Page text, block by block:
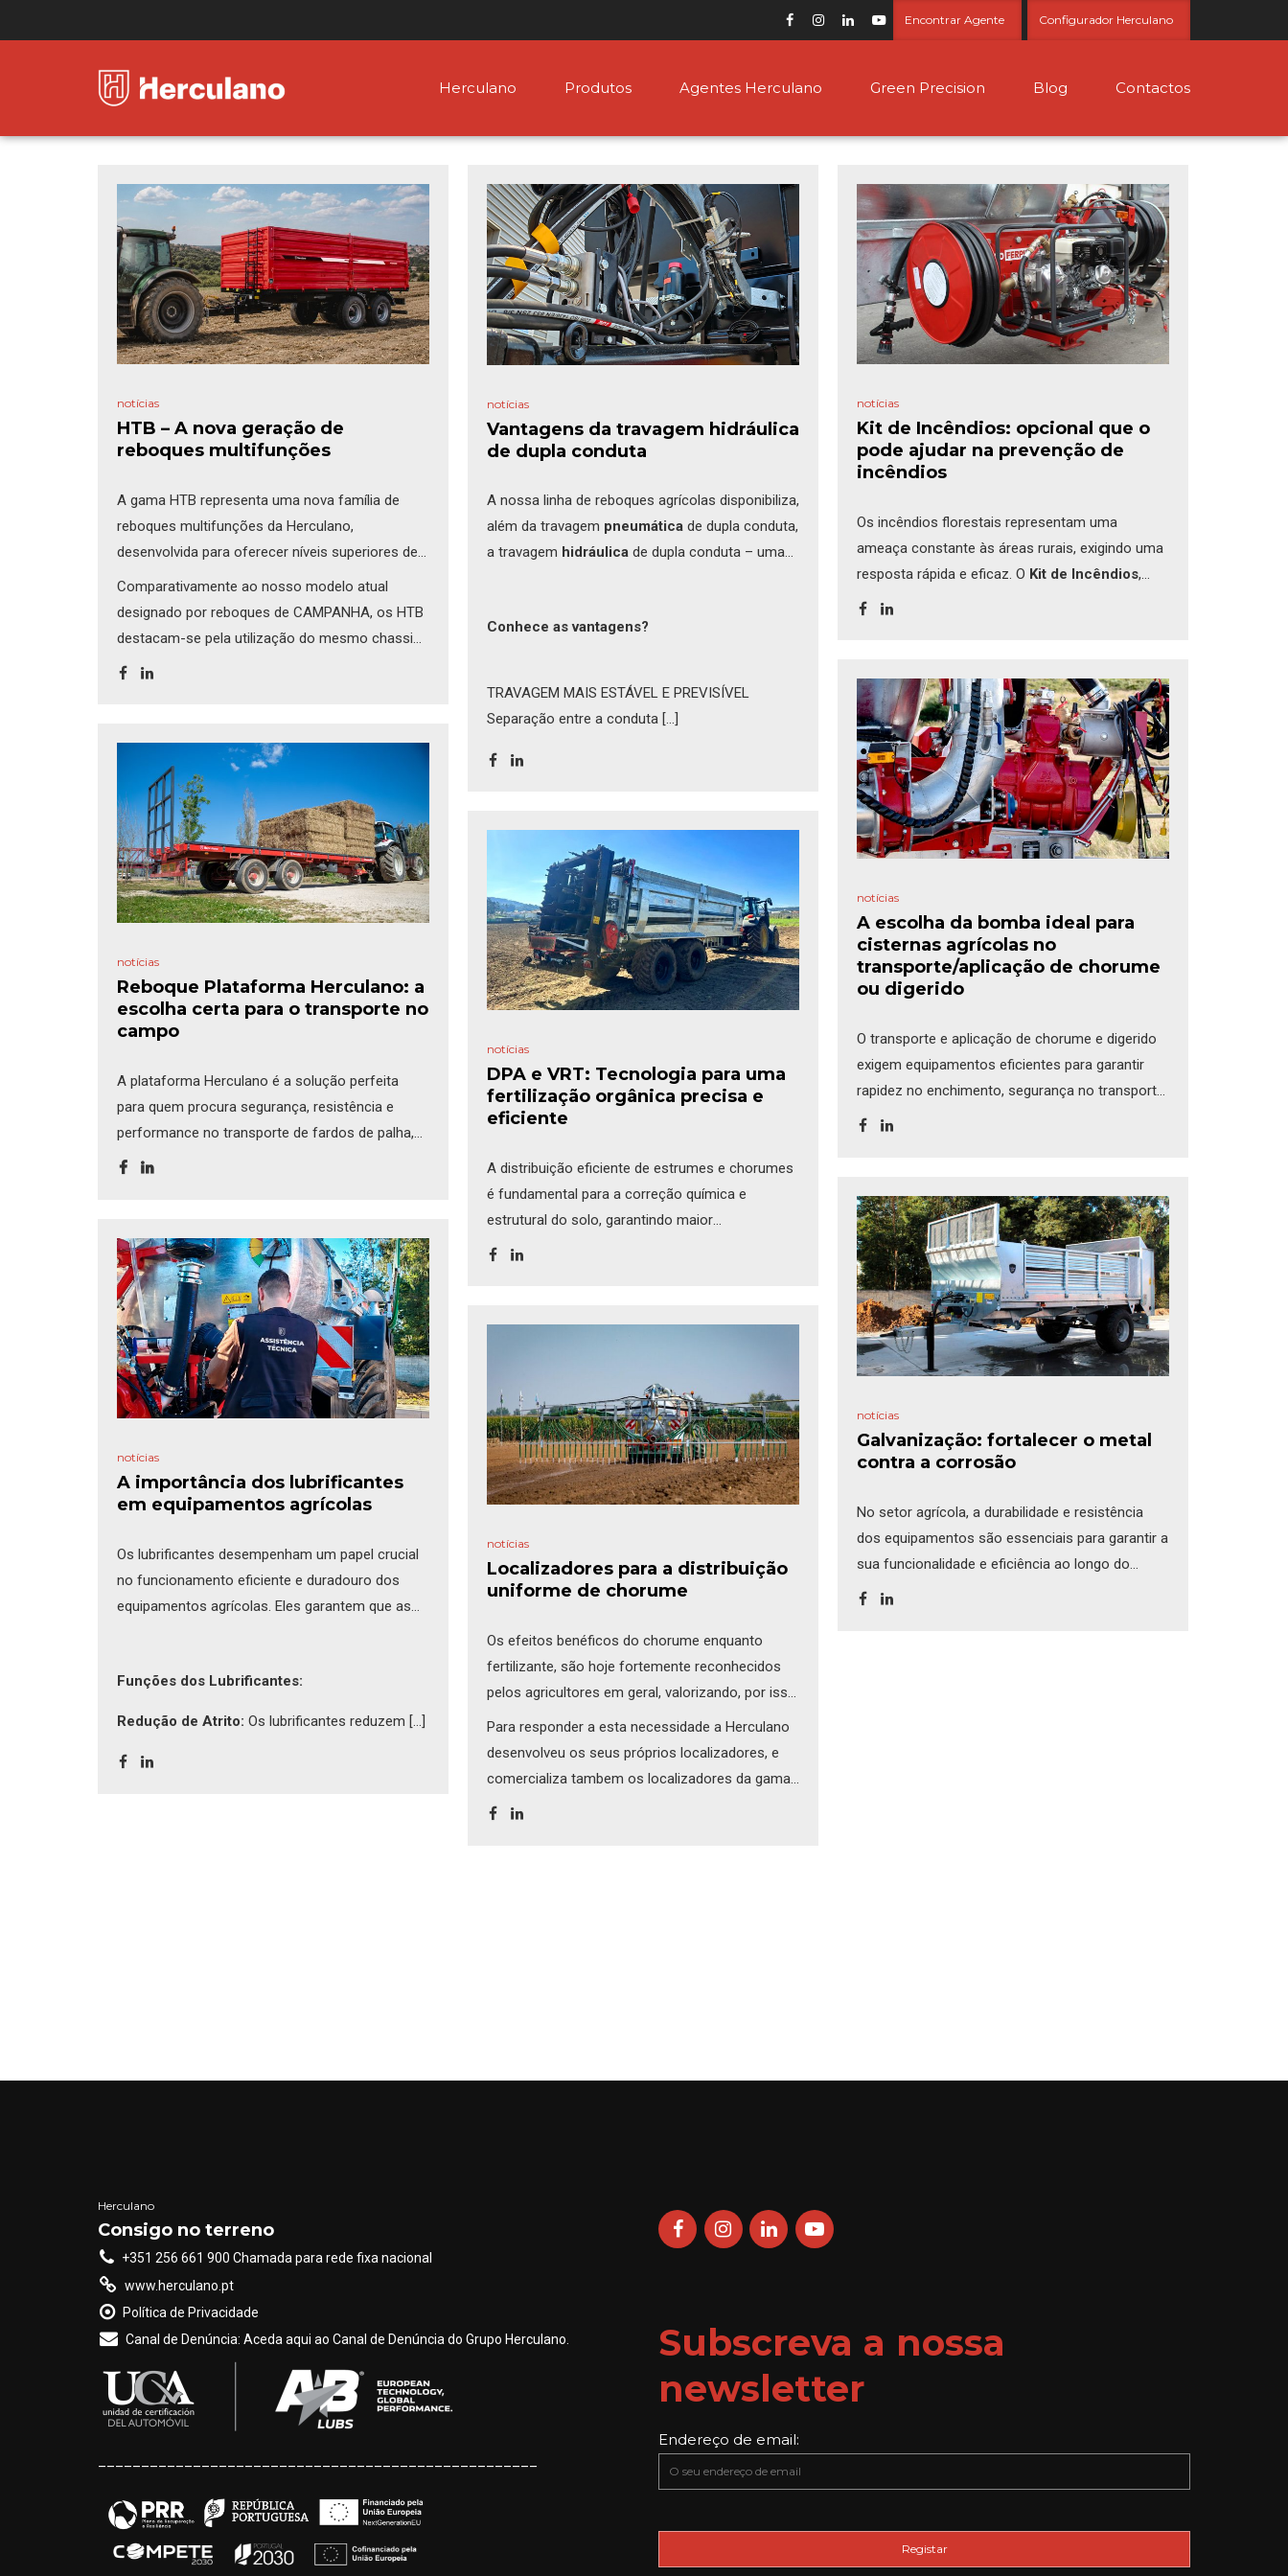
Encontrar Agente Configurador Herculano
Herculano Produtos Agentes Herculano Green Precision Blog Contactos
notícias
HTB – A nova geração de
reboques multifunções
A gama HTB representa uma nova família de
reboques multifunções da Herculano,
desenvolvida para oferecer níveis superiores de
resistência, durabilidade e desempenho.
Comparativamente ao nosso modelo atual
designado por reboques de CAMPANHA, os HTB
destacam-se pela utilização do mesmo chassi
dos monocoques, construído em tubo estrutural
aumentando [...]
notícias
Vantagens da travagem hidráulica
de dupla conduta
A nossa linha de reboques agrícolas disponibiliza,
além da travagem pneumática de dupla conduta,
a travagem hidráulica de dupla conduta – uma
alinhada com o que já é adotado por fabricantes
Conhece as vantagens?
TRAVAGEM MAIS ESTÁVEL E PREVISÍVEL
Separação entre a conduta [...]
notícias
Kit de Incêndios: opcional que o
pode ajudar na prevenção de
incêndios
Os incêndios florestais representam uma
ameaça constante às áreas rurais, exigindo uma
resposta rápida e eficaz. O Kit de Incêndios,
composto por um grupo motobomba,
robusta e versátil quepode ser montada em
reboques-cisterna e reboques-tanque.
Rebocados por tratores agrícolas, estes
equipamentos [...]
notícias
A escolha da bomba ideal para
cisternas agrícolas no
transporte/aplicação de chorume
ou digerido
O transporte e aplicação de chorume e digerido
exigem equipamentos eficientes para garantir
rapidez no enchimento, segurança no transporte
e precisão na distribuição. Um dos fatores mais
deve ser adequado ao tipo de fluido
transportado, à distância de deslocamento e ao
método [...]
notícias
Reboque Plataforma Herculano: a
escolha certa para o transporte no
campo
A plataforma Herculano é a solução perfeita
para quem procura segurança, resistência e
performance no transporte de fardos de palha,
palotes com hortícolas ou frutas. Disponível em
necessidades, seja comosemirreboque(carga
sobre eixos e trator) oureboque com [...]
notícias
DPA e VRT: Tecnologia para uma
fertilização orgânica precisa e
eficiente
A distribuição eficiente de estrumes e chorumes
é fundamental para a correção química e
estrutural do solo, garantindo maior
produtividade e sustentabilidade agrícola. Duas
Avanço) e oVRT(Taxa Variável – Variable Rate
notícias
Galvanização: fortalecer o metal
contra a corrosão
No setor agrícola, a durabilidade e resistência
dos equipamentos são essenciais para garantir a
sua funcionalidade e eficiência ao longo do
tempo, razão pela qual a Herculano tem investido
notícias
A importância dos lubrificantes
em equipamentos agrícolas
Os lubrificantes desempenham um papel crucial
no funcionamento eficiente e duradouro dos
equipamentos agrícolas. Eles garantem que as
mecânicas. Neste artigo, vamos explorar as
Funções dos Lubrificantes:
Redução de Atrito: Os lubrificantes reduzem [...]
notícias
Localizadores para a distribuição
uniforme de chorume
Os efeitos benéficos do chorume enquanto
fertilizante, são hoje fortemente reconhecidos
pelos agricultores em geral, valorizando, por isso,
as práticas e equipamentos que permitam uma
distribuição eficiente do chorume nos solos.
Para responder a esta necessidade a Herculano
desenvolveu os seus próprios localizadores, e
comercializa tambem os localizadores da gama
Vogelsang, uma marca alemã pioneira em [...]
Herculano
Consigo no terreno
+351 256 661 900 Chamada para rede fixa nacional
www.herculano.pt
Política de Privacidade
Canal de Denúncia: Aceda aqui ao Canal de Denúncia do Grupo Herculano.
Subscreva a nossa
newsletter
Endereço de email: